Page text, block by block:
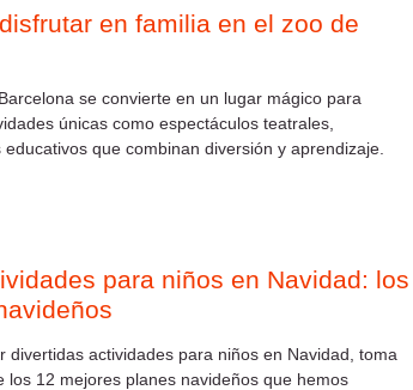
en familia en el zoo de
se convierte en un lugar mágico para
únicas como espectáculos teatrales,
que combinan diversión y aprendizaje.
para niños en Navidad: los
divertidas actividades para niños en Navidad, toma
los 12 mejores planes navideños que hemos